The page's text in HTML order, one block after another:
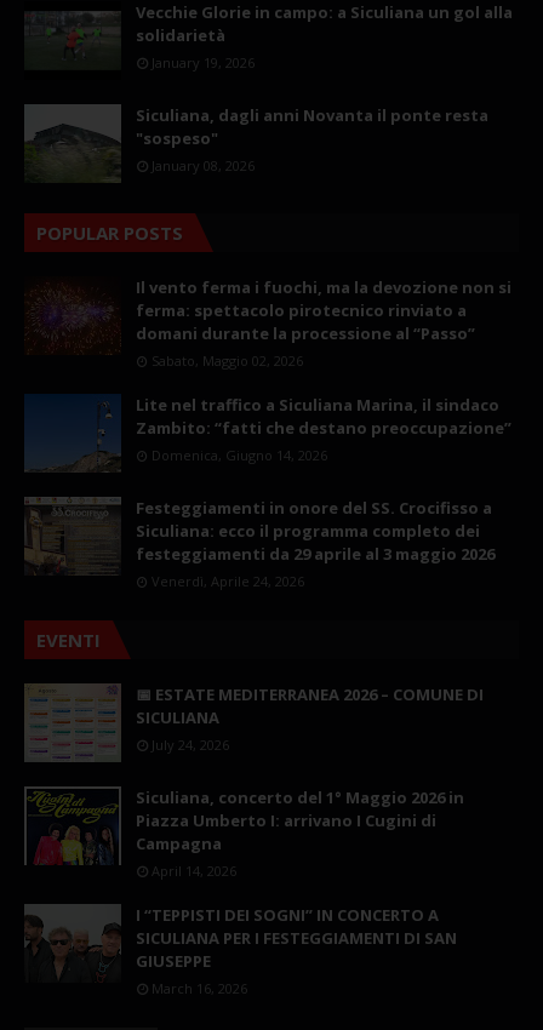
Vecchie Glorie in campo: a Siculiana un gol alla
solidarietà
January 19, 2026
Siculiana, dagli anni Novanta il ponte resta
"sospeso"
January 08, 2026
POPULAR POSTS
Il vento ferma i fuochi, ma la devozione non si
ferma: spettacolo pirotecnico rinviato a
domani durante la processione al “Passo”
Sabato, Maggio 02, 2026
Lite nel traffico a Siculiana Marina, il sindaco
Zambito: “fatti che destano preoccupazione”
Domenica, Giugno 14, 2026
Festeggiamenti in onore del SS. Crocifisso a
Siculiana: ecco il programma completo dei
festeggiamenti da 29 aprile al 3 maggio 2026
Venerdì, Aprile 24, 2026
EVENTI
📅 ESTATE MEDITERRANEA 2026 – COMUNE DI
SICULIANA
July 24, 2026
Siculiana, concerto del 1° Maggio 2026 in
Piazza Umberto I: arrivano I Cugini di
Campagna
April 14, 2026
I “TEPPISTI DEI SOGNI” IN CONCERTO A
SICULIANA PER I FESTEGGIAMENTI DI SAN
GIUSEPPE
March 16, 2026